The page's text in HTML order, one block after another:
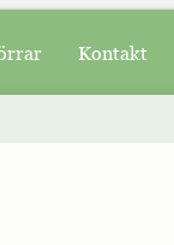
Kontakt